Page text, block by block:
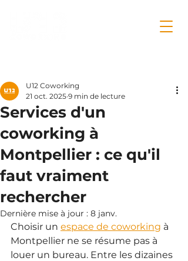
Services d'un
coworking à
Montpellier : ce qu'il
faut vraiment
rechercher
U12 Coworking
21 oct. 2025 9 min de lecture
Dernière mise à jour : 8 janv.
Choisir un espace de coworking à
Montpellier ne se résume pas à
louer un bureau. Entre les dizaines